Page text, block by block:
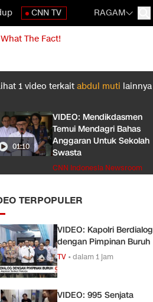
CNN TV RAGAM
What The Fact!
1 video terkait abdul muti lainnya
01:10
VIDEO: Mendikdasmen
Temui Mendagri Bahas
Anggaran Untuk Sekolah
Swasta
CNN Indonesia Newsroom
TERPOPULER
VIDEO: Kapolri Berdialog
dengan Pimpinan Buruh
TV •dalam 1 jam
VIDEO: 995 Senjata